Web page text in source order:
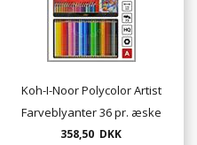
Koh-I-Noor Polycolor Artist
Farveblyanter 36 pr. æske
358,50 DKK